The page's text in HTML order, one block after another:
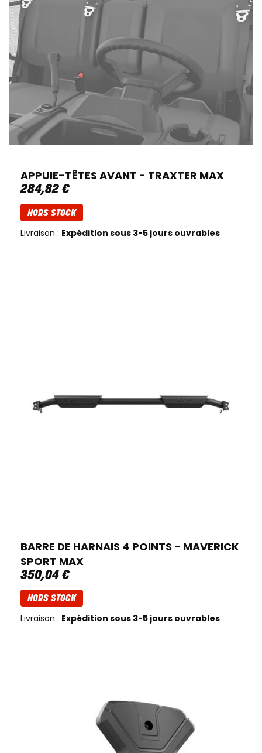
APPUIE-TÊTES AVANT - TRAXTER MAX
284,82 €
HORS STOCK
Livraison : Expédition sous 3-5 jours ouvrables
BARRE DE HARNAIS 4 POINTS - MAVERICK
SPORT MAX
350,04 €
HORS STOCK
Livraison : Expédition sous 3-5 jours ouvrables